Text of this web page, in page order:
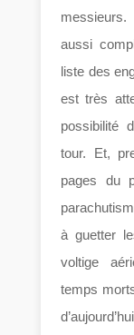
aussi
liste des
est très
possibilité
tour. Et,
pages du
à guetter
voltige
temps